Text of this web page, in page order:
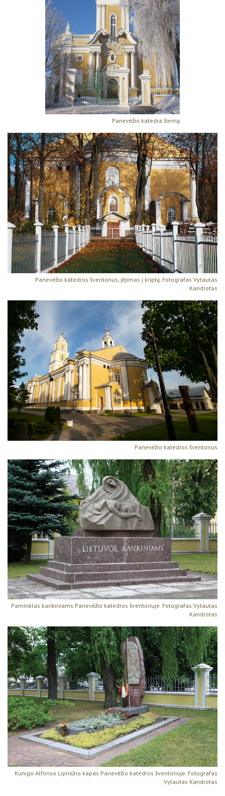
Panevėžio katedra žiemą
Panevėžio katedros šventorius, įėjimas į kriptą. Fotografas Vytautas
Kandrotas
Panevėžio katedros šventorius
Paminklas kankiniams Panevėžio katedros šventoriuje. Fotografas Vytautas
Kandrotas
Kunigo Alfonso Lipniūno kapas Panevėžio katedros šventoriuje. Fotografas
Vytautas Kandrotas